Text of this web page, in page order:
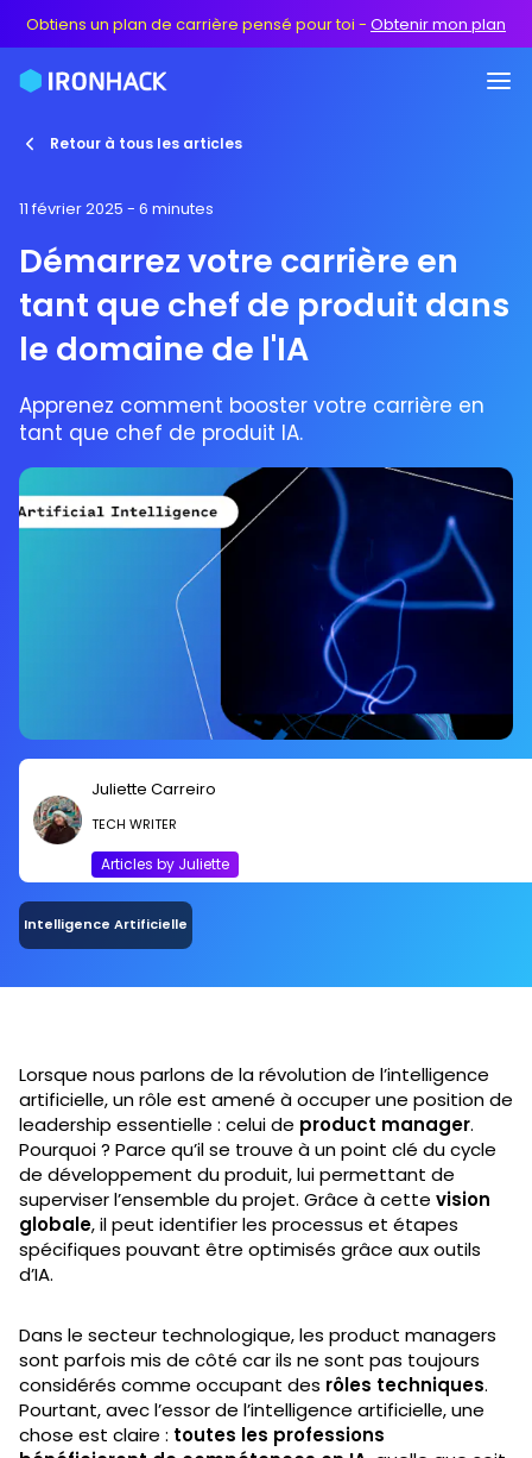
Obtiens un plan de carrière pensé pour toi - Obtenir mon plan
Retour à tous les articles
11 février 2025 - 6 minutes
Démarrez votre carrière en
tant que chef de produit dans
le domaine de l'IA
Apprenez comment booster votre carrière en
tant que chef de produit IA.
Juliette Carreiro
TECH WRITER
Articles by Juliette
Intelligence Artificielle
Lorsque nous parlons de la révolution de l’intelligence
artificielle, un rôle est amené à occuper une position de
leadership essentielle : celui de product manager.
Pourquoi ? Parce qu’il se trouve à un point clé du cycle
de développement du produit, lui permettant de
superviser l’ensemble du projet. Grâce à cette vision
globale, il peut identifier les processus et étapes
spécifiques pouvant être optimisés grâce aux outils
d’IA.
Dans le secteur technologique, les product managers
sont parfois mis de côté car ils ne sont pas toujours
considérés comme occupant des rôles techniques.
Pourtant, avec l’essor de l’intelligence artificielle, une
chose est claire : toutes les professions